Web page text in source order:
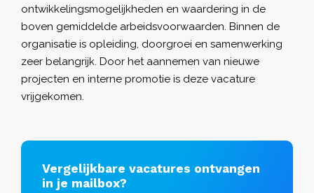
ontwikkelingsmogelijkheden en waardering in de
boven gemiddelde arbeidsvoorwaarden. Binnen de
organisatie is opleiding, doorgroei en samenwerking
zeer belangrijk. Door het aannemen van nieuwe
projecten en interne promotie is deze vacature
vrijgekomen.
Vergelijkbare vacatures ontvangen
in je mailbox?